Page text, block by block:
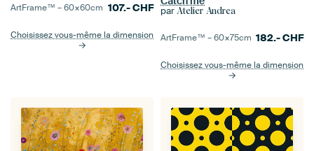
ArtFrame™ –60×60cm 107.-CHF
Choisissez vous-même la dimension
par Atelier Andrea
ArtFrame™ –60×75cm 182.-CHF
Choisissez vous-même la dimension